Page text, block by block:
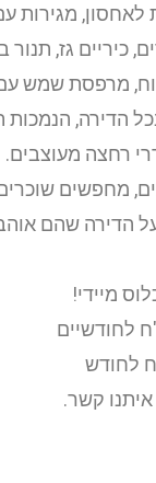
לאחסון,
כיריים גז, תנור
מרפסת שמש עם
הדירה, הנמכות
רחצה מעוצבים.
מחפשים
הדירה שהם
מיידי!
קשר.